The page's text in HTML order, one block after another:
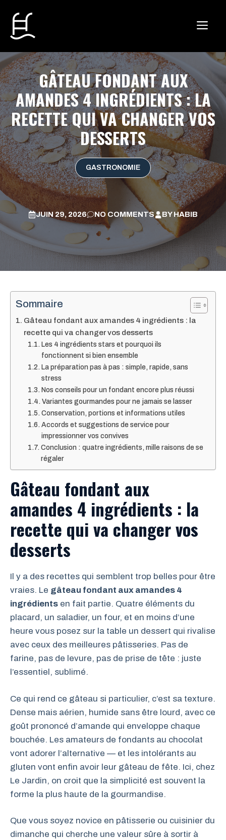
contenu
GÂTEAU FONDANT AUX
AMANDES 4 INGRÉDIENTS : LA
RECETTE QUI VA CHANGER VOS
DESSERTS
GASTRONOMIE
JUIN 29, 2026 NO COMMENTS BYHABIB
Sommaire
Gâteau fondant aux amandes 4 ingrédients : la
recette qui va changer vos desserts
Les 4 ingrédients stars et pourquoi ils
fonctionnent si bien ensemble
La préparation pas à pas : simple, rapide, sans
stress
Nos conseils pour un fondant encore plus réussi
Variantes gourmandes pour ne jamais se lasser
Conservation, portions et informations utiles
Accords et suggestions de service pour
impressionner vos convives
Conclusion : quatre ingrédients, mille raisons de se
régaler
Gâteau fondant aux
amandes 4 ingrédients : la
recette qui va changer vos
desserts
Il y a des recettes qui semblent trop belles pour être
vraies. Le gâteau fondant aux amandes 4
ingrédients en fait partie. Quatre éléments du
placard, un saladier, un four, et en moins d’une
heure vous posez sur la table un dessert qui rivalise
avec ceux des meilleures pâtisseries. Pas de
farine, pas de levure, pas de prise de tête : juste
l’essentiel, sublimé.
Ce qui rend ce gâteau si particulier, c’est sa texture.
Dense mais aérien, humide sans être lourd, avec ce
goût prononcé d’amande qui enveloppe chaque
bouchée. Les amateurs de fondants au chocolat
vont adorer l’alternative — et les intolérants au
gluten vont enfin avoir leur gâteau de fête. Ici, chez
Le Jardin, on croit que la simplicité est souvent la
forme la plus haute de la gourmandise.
Que vous soyez novice en pâtisserie ou cuisinier du
dimanche qui cherche une valeur sûre à sortir à